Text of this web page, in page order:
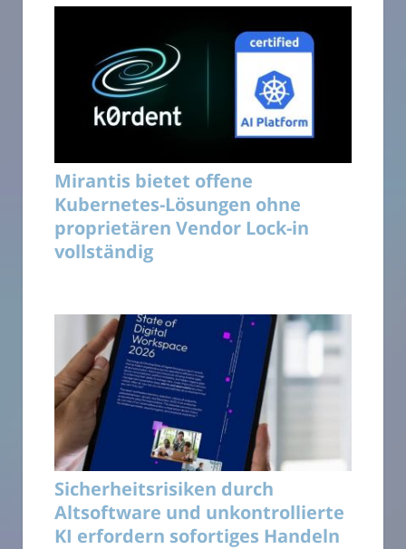
Mirantis bietet offene
Kubernetes-Lösungen ohne
proprietären Vendor Lock-in
vollständig
Sicherheitsrisiken durch
Altsoftware und unkontrollierte
KI erfordern sofortiges Handeln